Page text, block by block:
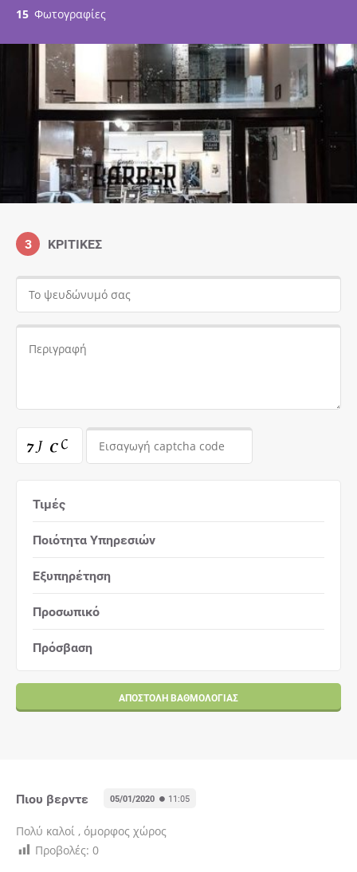
15 Φωτογραφίες
3 ΚΡΙΤΙΚΈΣ
Τιμές
Ποιότητα Υπηρεσιών
Εξυπηρέτηση
Προσωπικό
Πρόσβαση
ΑΠΟΣΤΟΛΉ ΒΑΘΜΟΛΟΓΊΑΣ
Πιου βερντε 05/01/2020 11:05
Πολύ καλοί , όμορφος χώρος
Προβολές: 0